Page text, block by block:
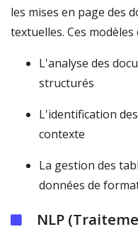
les mises en page des
textuelles. Ces modèles
L'analyse des
structurés
L'identification
contexte
La gestion des
données de
NLP